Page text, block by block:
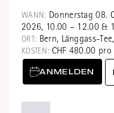
WANN: Donnerstag 08.
2026, 10.00 – 12.00 &
ORT: Bern, Länggass-
KOSTEN: CHF 480.00 pro
ANMELDEN